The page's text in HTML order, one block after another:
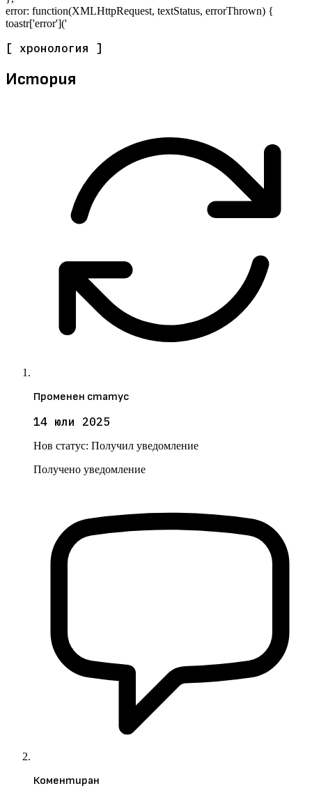
error: function(XMLHttpRequest, textStatus, errorThrown) {
toastr['error']('
[ хронология ]
История
Променен статус
14 юли 2025
Нов статус: Получил уведомление
Получено уведомление
Коментиран